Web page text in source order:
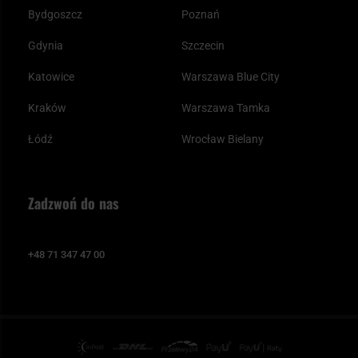
Bydgoszcz
Gdynia
Katowice
Kraków
Łódź
Poznań
Szczecin
Warszawa Blue City
Warszawa Tamka
Wrocław Bielany
Zadzwoń do nas
+48 71 347 47 00